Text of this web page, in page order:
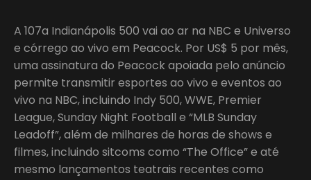
A 107a Indianápolis 500 vai ao ar na NBC e Universo
e córrego ao vivo em Peacock. Por US$ 5 por mês,
uma assinatura do Peacock apoiada pelo anúncio
permite transmitir esportes ao vivo e eventos ao
vivo na NBC, incluindo Indy 500, WWE, Premier
League, Sunday Night Football e “MLB Sunday
Leadoff”, além de milhares de horas de shows e
filmes, incluindo sitcoms como “The Office” e até
mesmo lançamentos teatrais recentes como